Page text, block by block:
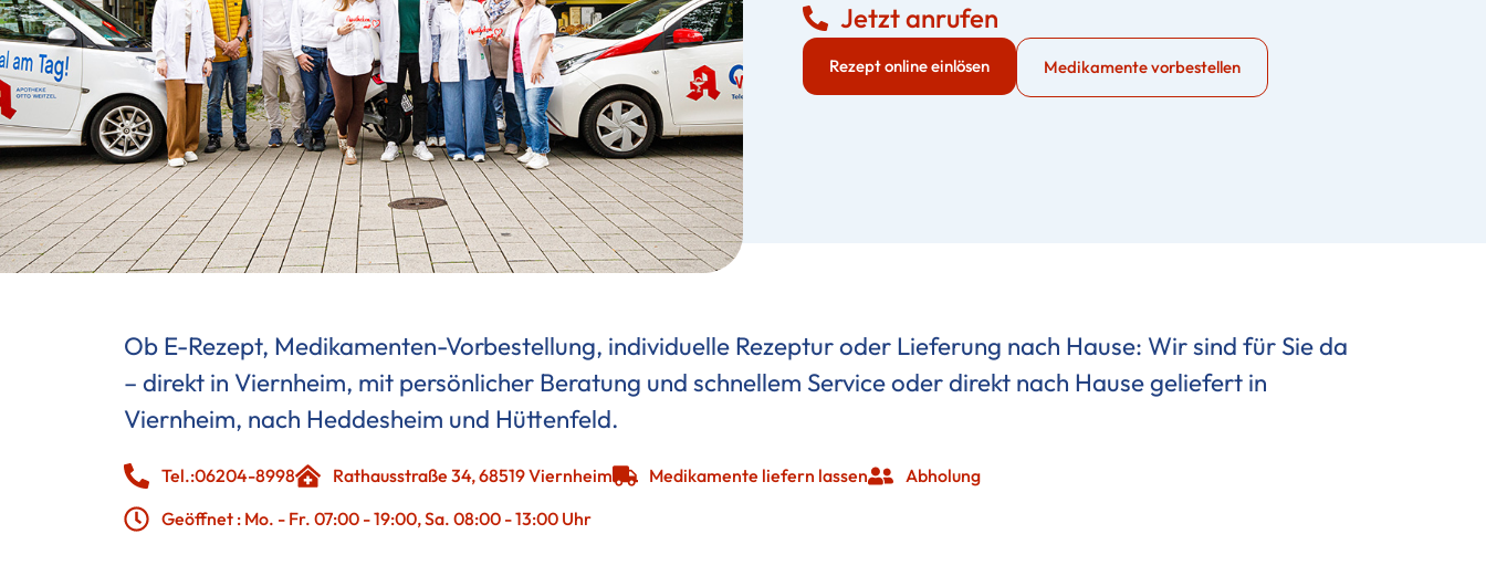
Jetzt anrufen
Rezept online einlösen Medikamente vorbestellen
Ob E-Rezept, Medikamenten-Vorbestellung, individuelle Rezeptur oder Lieferung nach Hause: Wir sind für Sie da
– direkt in Viernheim, mit persönlicher Beratung und schnellem Service oder direkt nach Hause geliefert in
Viernheim, nach Heddesheim und Hüttenfeld.
Tel.:06204-8998 Rathausstraße 34, 68519 Viernheim Medikamente liefern lassen
Abholung
Geöffnet : Mo. - Fr. 07:00 - 19:00, Sa. 08:00 - 13:00 Uhr